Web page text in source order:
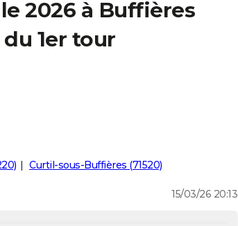
2026 à Buffières
du 1er tour
Curtil-sous-Buffières (71520)
15/03/26 20:13